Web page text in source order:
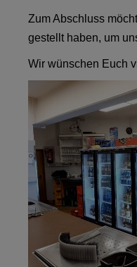
Zum Abschluss
gestellt haben, um
Wir wünschen Euch